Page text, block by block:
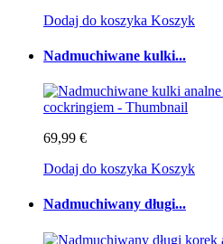
Dodaj do koszyka Koszyk
Nadmuchiwane kulki...
69,99 €
Dodaj do koszyka Koszyk
Nadmuchiwany długi...